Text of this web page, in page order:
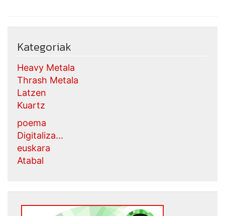
Kategoriak
Heavy Metala
Thrash Metala
Latzen
Kuartz
poema
Digitaliza...
euskara
Atabal